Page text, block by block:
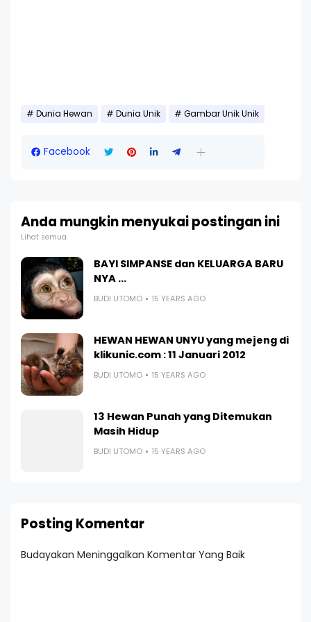
Dunia Hewan Dunia Unik Gambar Unik Unik
Facebook
Anda mungkin menyukai postingan ini
Lihat semua
BAYI SIMPANSE dan KELUARGA BARU
NYA ...
BUDI UTOMO 15 YEARS AGO
HEWAN HEWAN UNYU yang mejeng di
klikunic.com : 11 Januari 2012
BUDI UTOMO 15 YEARS AGO
13 Hewan Punah yang Ditemukan
Masih Hidup
BUDI UTOMO 15 YEARS AGO
Posting Komentar
Budayakan Meninggalkan Komentar Yang Baik